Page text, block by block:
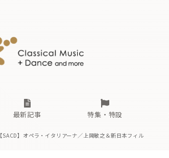
最新記事 特集・特設
古楽とその先と
無料ライブ配信スケジュール
あ か さ
【SACD】オペラ・イタリアーナ／上岡敏之＆新日本フィル